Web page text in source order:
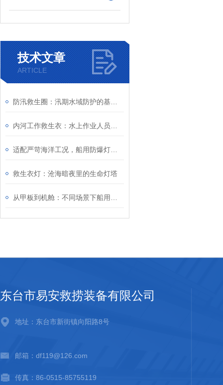
技术文章
ARTICLE
救生衣灯：沧海暗夜里的生命灯塔
东台市易安救捞装备有限公司
地址：东台市新街镇向阳路8号
邮箱：df119@126.com
传真：86-0515-85755119